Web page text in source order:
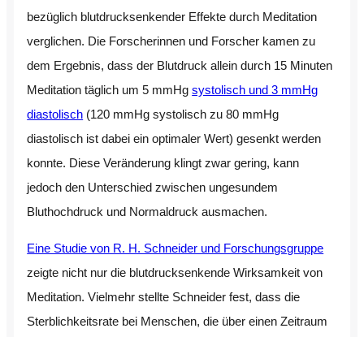
bezüglich blutdrucksenkender Effekte durch Meditation
verglichen. Die Forscherinnen und Forscher kamen zu
dem Ergebnis, dass der Blutdruck allein durch 15 Minuten
Meditation täglich um 5 mmHgsystolisch und 3 mmHg
diastolisch (120 mmHg systolisch zu 80 mmHg
diastolisch ist dabei ein optimaler Wert) gesenkt werden
konnte. Diese Veränderung klingt zwar gering, kann
jedoch den Unterschied zwischen ungesundem
Bluthochdruck und Normaldruck ausmachen.
Eine Studie von R. H. Schneider und Forschungsgruppe
zeigte nicht nur die blutdrucksenkende Wirksamkeit von
Meditation. Vielmehr stellte Schneider fest, dass die
Sterblichkeitsrate bei Menschen, die über einen Zeitraum